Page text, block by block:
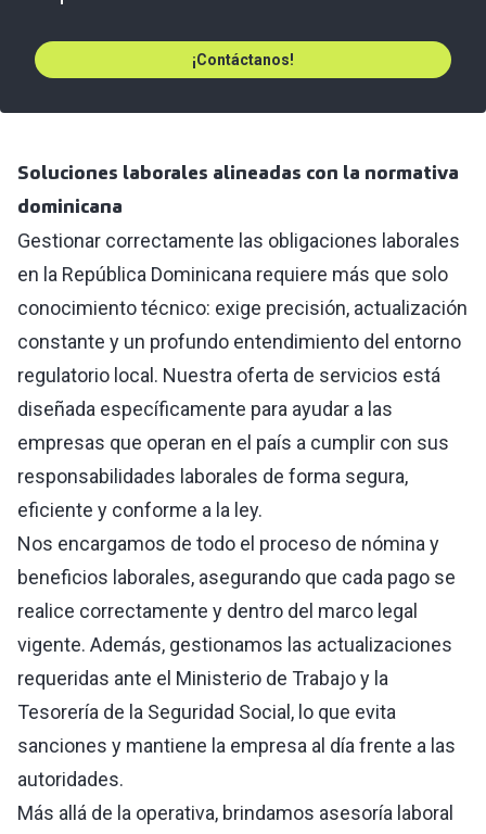
¡Contáctanos!
Soluciones laborales alineadas con la normativa
dominicana
Gestionar correctamente las obligaciones laborales
en la República Dominicana requiere más que solo
conocimiento técnico: exige precisión, actualización
constante y un profundo entendimiento del entorno
regulatorio local. Nuestra oferta de servicios está
diseñada específicamente para ayudar a las
empresas que operan en el país a cumplir con sus
responsabilidades laborales de forma segura,
eficiente y conforme a la ley.
Nos encargamos de todo el proceso de nómina y
beneficios laborales, asegurando que cada pago se
realice correctamente y dentro del marco legal
vigente. Además, gestionamos las actualizaciones
requeridas ante el Ministerio de Trabajo y la
Tesorería de la Seguridad Social, lo que evita
sanciones y mantiene la empresa al día frente a las
autoridades.
Más allá de la operativa, brindamos asesoría laboral